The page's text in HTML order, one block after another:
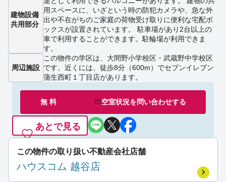
建物設備
共用部分
用スペースに、いざという時の防犯カメラや、急な外
出や不在がちのご家庭の荷物受け取りに便利な宅配ボ
ックスが設置されています。 駐車場があり2台以上の
車で利用することができます。駐輪場が利用できま
す。
周辺施設
この物件の学区は、大間野小学校区・武蔵野中学校区
です。近くには、徒歩8分（600m）でセブンイレブン
蒲生西町１丁目店があります。
無 料 空室状況を問い合わせする
あとで見る
この物件の取り扱い不動産会社店舗
ハウスコム 越谷店